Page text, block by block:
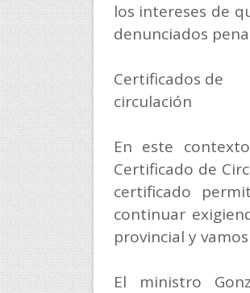
los intereses de
denunciados
Certificados de
circulación
En este
Certificado de
certificado
continuar
provincial y
El ministro